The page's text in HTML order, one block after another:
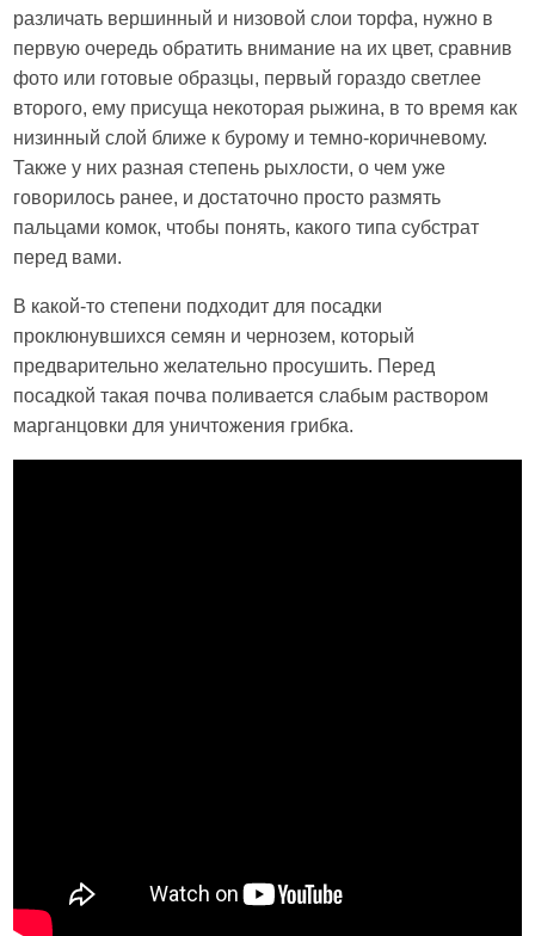
различать вершинный и низовой слои торфа, нужно в
первую очередь обратить внимание на их цвет, сравнив
фото или готовые образцы, первый гораздо светлее
второго, ему присуща некоторая рыжина, в то время как
низинный слой ближе к бурому и темно-коричневому.
Также у них разная степень рыхлости, о чем уже
говорилось ранее, и достаточно просто размять
пальцами комок, чтобы понять, какого типа субстрат
перед вами.
В какой-то степени подходит для посадки
проклюнувшихся семян и чернозем, который
предварительно желательно просушить. Перед
посадкой такая почва поливается слабым раствором
марганцовки для уничтожения грибка.